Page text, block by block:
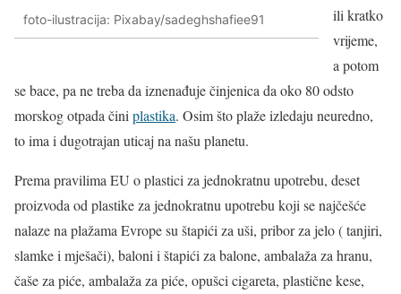
foto-ilustracija: Pixabay/sadeghshafiee91
ili kratko
vrijeme,
a potom
se bace, pa ne treba da iznenađuje činjenica da oko 80 odsto
morskog otpada čini plastika. Osim što plaže izledaju neuredno,
to ima i dugotrajan uticaj na našu planetu.
Prema pravilima EU o plastici za jednokratnu upotrebu, deset
proizvoda od plastike za jednokratnu upotrebu koji se najčešće
nalaze na plažama Evrope su štapići za uši, pribor za jelo ( tanjiri,
slamke i mješači), baloni i štapići za balone, ambalaža za hranu,
čaše za piće, ambalaža za piće, opušci cigareta, plastične kese,